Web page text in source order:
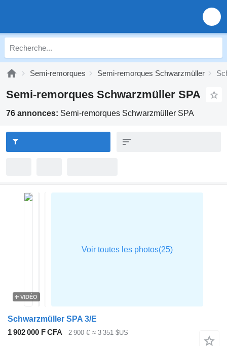
Semi-remorques Semi-remorques Schwarzmüller
Semi-remorques Schwarzmüller SPA
76 annonces: Semi-remorques Schwarzmüller SPA
VIDÉO
Schwarzmüller SPA 3/E
1 902 000 F CFA
2 900 € ≈ 3 351 $US